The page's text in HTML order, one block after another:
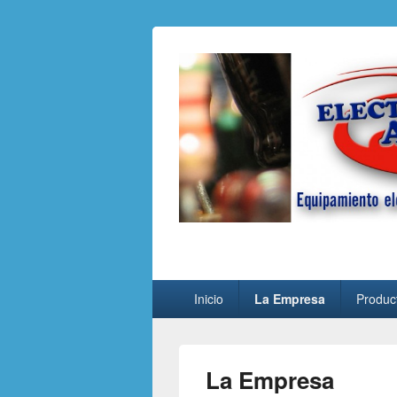
principalInicio La Empresa
La Empresa